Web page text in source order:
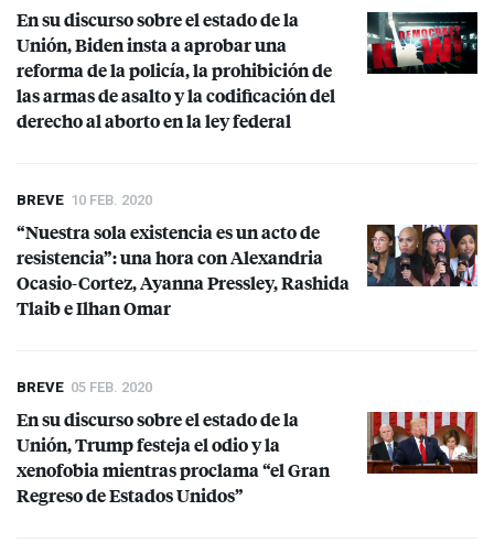
En su discurso sobre el estado de la
Unión, Biden insta a aprobar una
reforma de la policía, la prohibición de
las armas de asalto y la codificación del
derecho al aborto en la ley federal
BREVE 10 FEB. 2020
“Nuestra sola existencia es un acto de
resistencia”: una hora con Alexandria
Ocasio-Cortez, Ayanna Pressley, Rashida
Tlaib e Ilhan Omar
BREVE 05 FEB. 2020
En su discurso sobre el estado de la
Unión, Trump festeja el odio y la
xenofobia mientras proclama “el Gran
Regreso de Estados Unidos”